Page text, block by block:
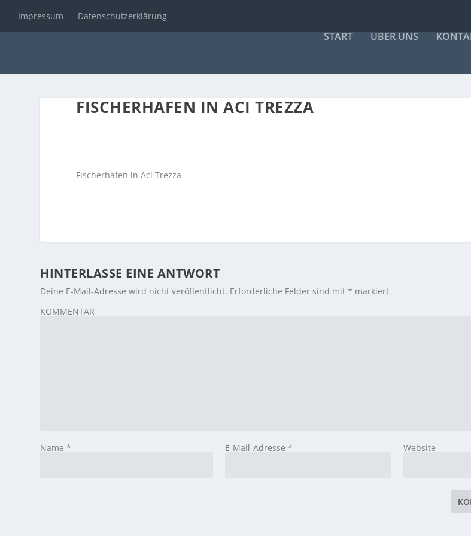
Impressum Datenschutzerklärung
START ÜBER UNS
FISCHERHAFEN IN ACI TREZZA
Fischerhafen in Aci Trezza
HINTERLASSE EINE ANTWORT
Deine E-Mail-Adresse wird nicht veröffentlicht. Erforderliche Felder sind mit* markiert
KOMMENTAR
Name* E-Mail-Adresse * Website